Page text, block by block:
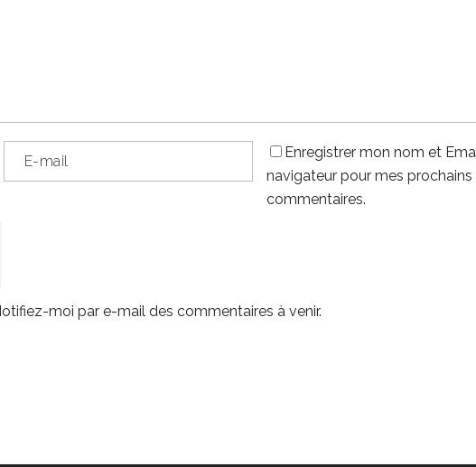
Enregistrer mon nom et
navigateur pour mes prochains
commentaires.
moi par e-mail des commentaires à venir.